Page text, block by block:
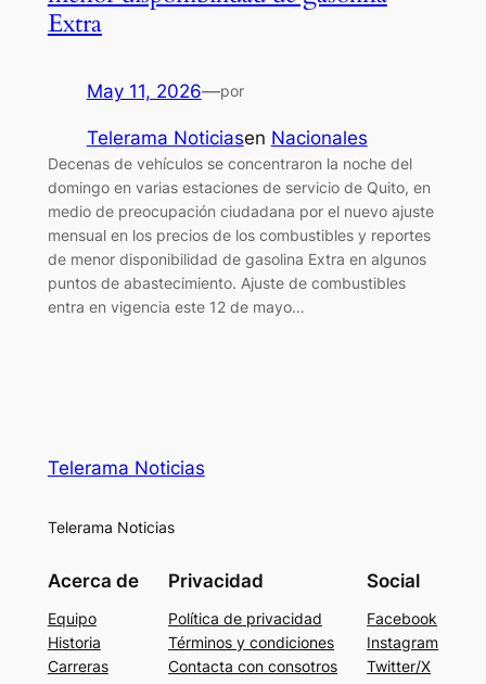
Extra
May 11, 2026—por
Telerama Noticiasen Nacionales
Decenas de vehículos se concentraron la noche del
domingo en varias estaciones de servicio de Quito, en
medio de preocupación ciudadana por el nuevo ajuste
mensual en los precios de los combustibles y reportes
de menor disponibilidad de gasolina Extra en algunos
puntos de abastecimiento. Ajuste de combustibles
entra en vigencia este 12 de mayo…
Telerama Noticias
Telerama Noticias
Acerca de
Equipo
Historia
Carreras
Privacidad
Política de privacidad
Términos y condiciones
Contacta con consotros
Social
Facebook
Instagram
Twitter/X